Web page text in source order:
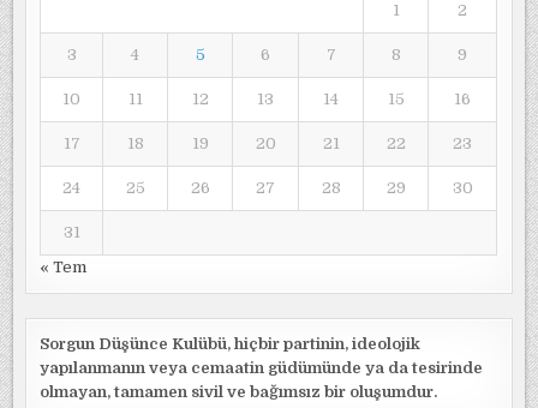
1 2
3 4 5 6 7 8 9
10 11 12 13 14 15 16
17 18 19 20 21 22 23
24 25 26 27 28 29 30
31
« Tem
Sorgun Düşünce Kulübü, hiçbir partinin, ideolojik
yapılanmanın veya cemaatin güdümünde ya da tesirinde
olmayan, tamamen sivil ve bağımsız bir oluşumdur.